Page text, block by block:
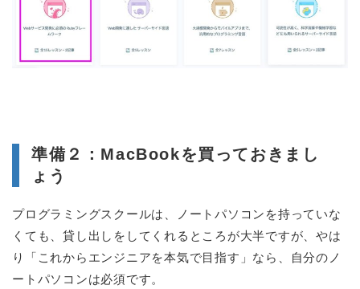
準備２：MacBookを買っておきまし
ょう
プログラミングスクールは、ノートパソコンを持っていな
くても、貸し出しをしてくれるところが大半ですが、やは
り「これからエンジニアを本気で目指す」なら、自分のノ
ートパソコンは必須です。